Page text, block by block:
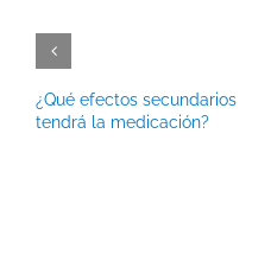
¿Qué efectos secundarios
tendrá la medicación?